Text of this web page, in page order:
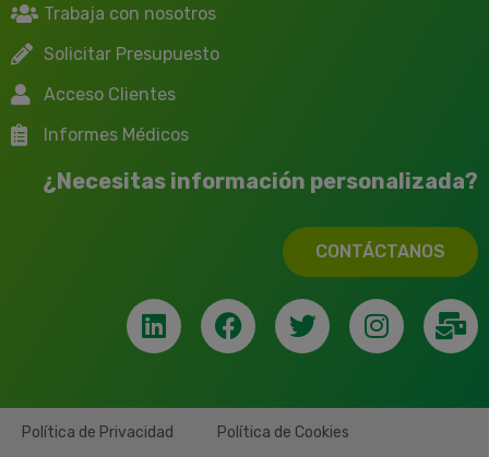
Trabaja con nosotros
Solicitar Presupuesto
Acceso Clientes
Informes Médicos
¿Necesitas información personalizada?
CONTÁCTANOS
Política de Privacidad Política de Cookies